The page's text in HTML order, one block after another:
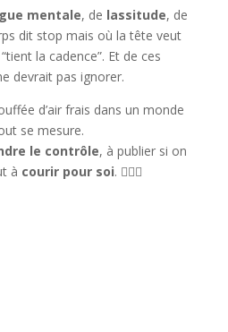
mentale, de lassitude, de
dit stop mais où la tête veut
la cadence”. Et de ces
devrait pas ignorer.
d’air frais dans un monde
se mesure.
le contrôle, à publier si on
à courir pour soi. 🏃🏾‍♂️